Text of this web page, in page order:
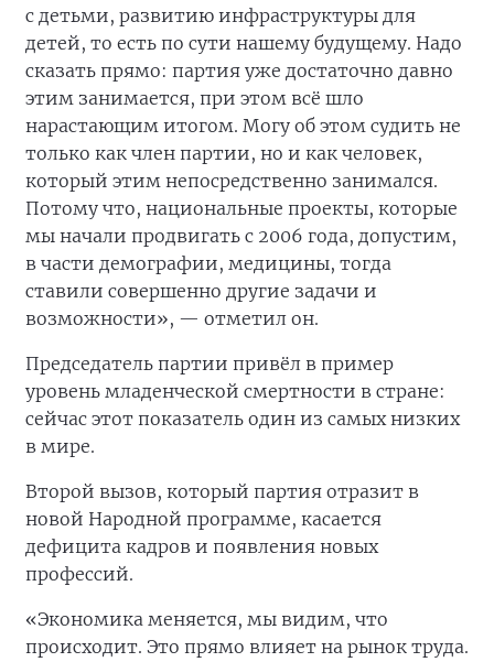
с детьми, развитию инфраструктуры для
детей, то есть по сути нашему будущему. Надо
сказать прямо: партия уже достаточно давно
этим занимается, при этом всё шло
нарастающим итогом. Могу об этом судить не
только как член партии, но и как человек,
который этим непосредственно занимался.
Потому что, национальные проекты, которые
мы начали продвигать с 2006 года, допустим,
в части демографии, медицины, тогда
ставили совершенно другие задачи и
возможности», — отметил он.
Председатель партии привёл в пример
уровень младенческой смертности в стране:
сейчас этот показатель один из самых низких
в мире.
Второй вызов, который партия отразит в
новой Народной программе, касается
дефицита кадров и появления новых
профессий.
«Экономика меняется, мы видим, что
происходит. Это прямо влияет на рынок труда.